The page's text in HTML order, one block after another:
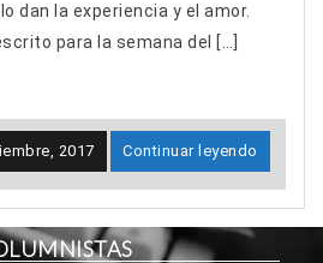
dan la experiencia y el amor.
para la semana del […]
2017 Continuar leyendo